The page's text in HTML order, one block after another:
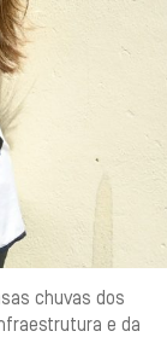
chuvas dos
e da